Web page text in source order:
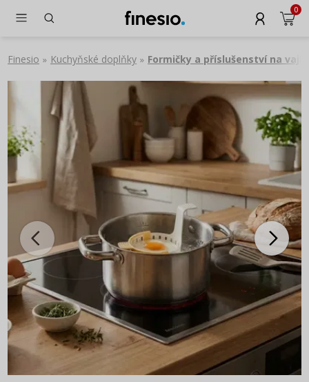
0
Finesio » Kuchyňské doplňky » Formičky a příslušenství na